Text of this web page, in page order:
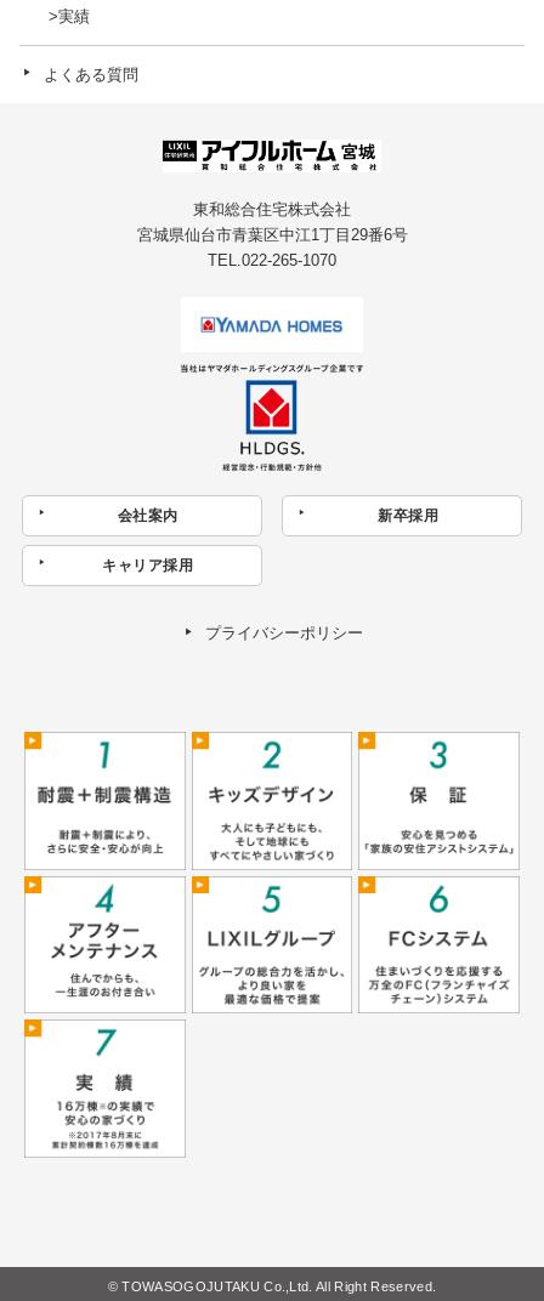
実績
よくある質問
東和総合住宅株式会社
宮城県仙台市青葉区中江1丁目29番6号
TEL.022-265-1070
会社案内 新卒採用
キャリア採用
プライバシーポリシー
© TOWASOGOJUTAKU Co.,Ltd. All Right Reserved.